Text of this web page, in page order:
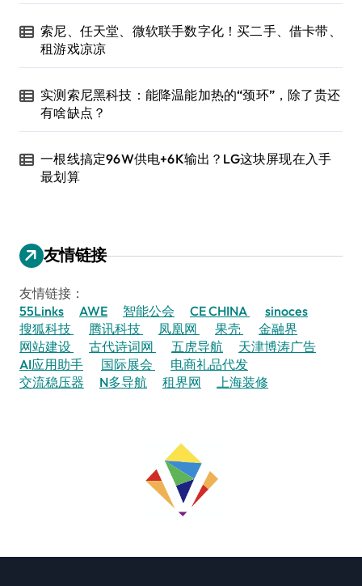
索尼、任天堂、微软联手数字化！买二手、借卡带、
租游戏凉凉
实测索尼黑科技：能降温能加热的“颈环”，除了贵还
有啥缺点？
一根线搞定96W供电+6K输出？LG这块屏现在入手
最划算
友情链接
友情链接：
55Links
AWE 智能公会 CE CHINA
sinoces
搜狐科技
腾讯科技 凤凰网 果壳
金融界
网站建设
古代诗词网 五虎导航
天津博涛广告
AI应用助手
国际展会
电商礼品代发
交流稳压器
N多导航 租界网 上海装修